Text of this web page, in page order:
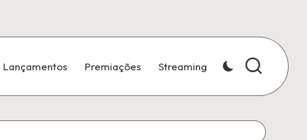
Lançamentos Premiações Streaming